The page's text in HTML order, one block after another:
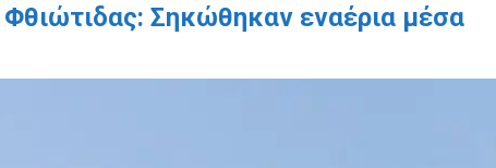
Σηκώθηκαν εναέρια μέσα